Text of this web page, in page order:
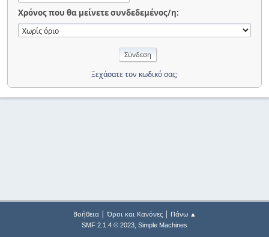
Χρόνος που θα μείνετε συνδεδεμένος/η:
Ξεχάσατε τον κωδικό σας;
Βοήθεια| Όροι και Κανόνες| Πάνω ▲
SMF 2.1.4 © 2023, Simple Machines